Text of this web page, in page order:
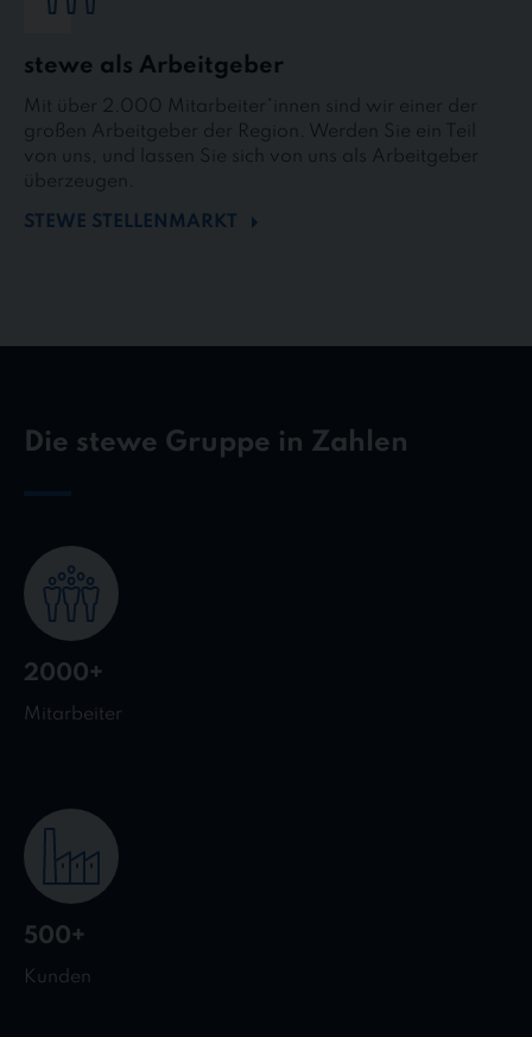
stewe als Arbeitgeber
Mit über 2.000 Mitarbeiter*innen sind wir einer der
großen Arbeitgeber der Region. Werden Sie ein Teil
von uns, und lassen Sie sich von uns als Arbeitgeber
überzeugen.
STEWE STELLENMARKT
Die stewe Gruppe in Zahlen
2000+
Mitarbeiter
500+
Kunden